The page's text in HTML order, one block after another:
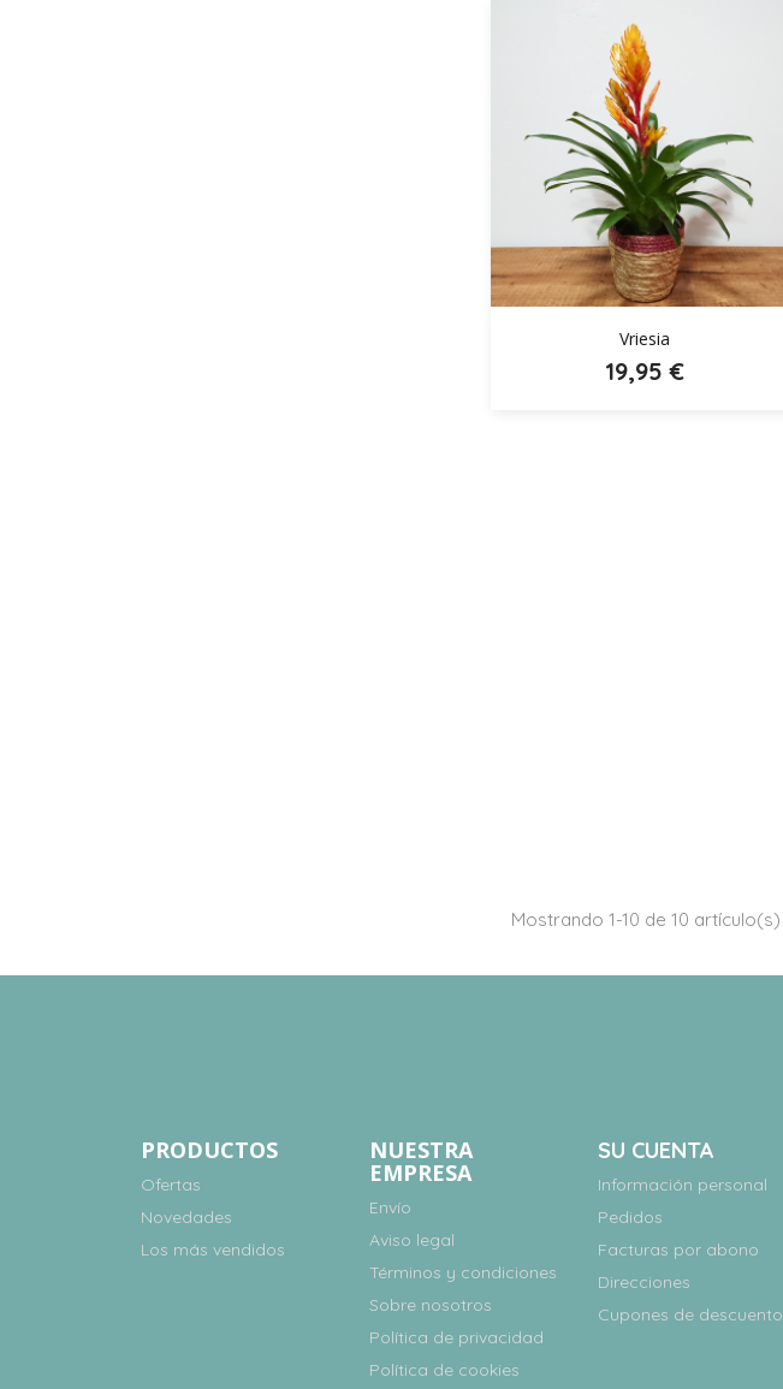

Vriesia
19,95 €
Mostrando 1-10 de 10 artículo(s)
PRODUCTOS
Ofertas
Novedades
Los más vendidos
NUESTRA
EMPRESA
Envío
Aviso legal
Términos y condiciones
Sobre nosotros
Política de privacidad
Política de cookies
SU CUENTA
Información personal
Pedidos
Facturas por abono
Direcciones
Cupones de descuento